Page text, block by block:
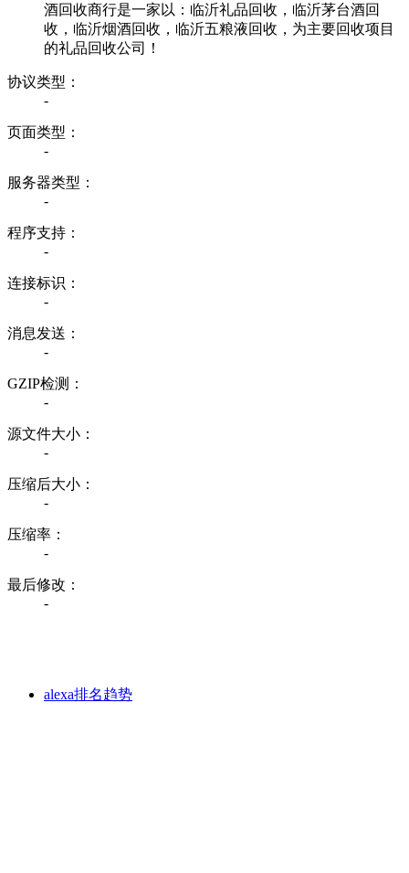
酒回收商行是一家以：临沂礼品回收，临沂茅台酒回
收，临沂烟酒回收，临沂五粮液回收，为主要回收项目
的礼品回收公司！
协议类型：
-
页面类型：
-
服务器类型：
-
程序支持：
-
连接标识：
-
消息发送：
-
GZIP检测：
-
源文件大小：
-
压缩后大小：
-
压缩率：
-
最后修改：
-
alexa排名趋势